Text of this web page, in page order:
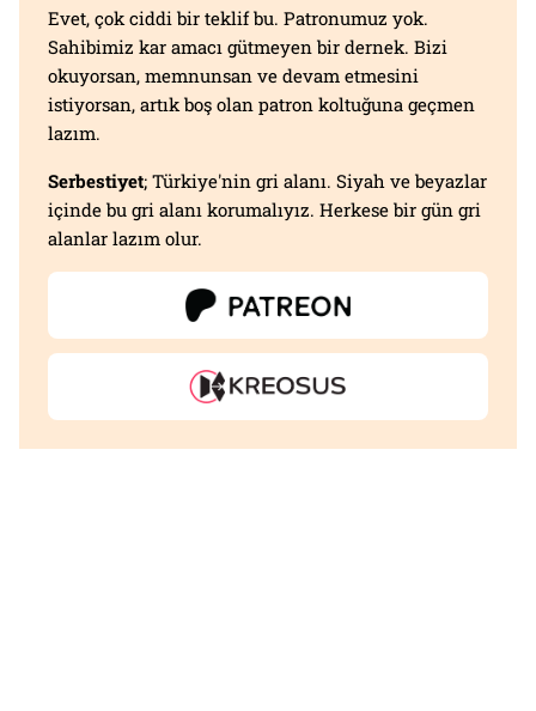
Evet, çok ciddi bir teklif bu. Patronumuz yok.
Sahibimiz kar amacı gütmeyen bir dernek. Bizi
okuyorsan, memnunsan ve devam etmesini
istiyorsan, artık boş olan patron koltuğuna geçmen
lazım.
Serbestiyet; Türkiye'nin gri alanı. Siyah ve beyazlar
içinde bu gri alanı korumalıyız. Herkese bir gün gri
alanlar lazım olur.